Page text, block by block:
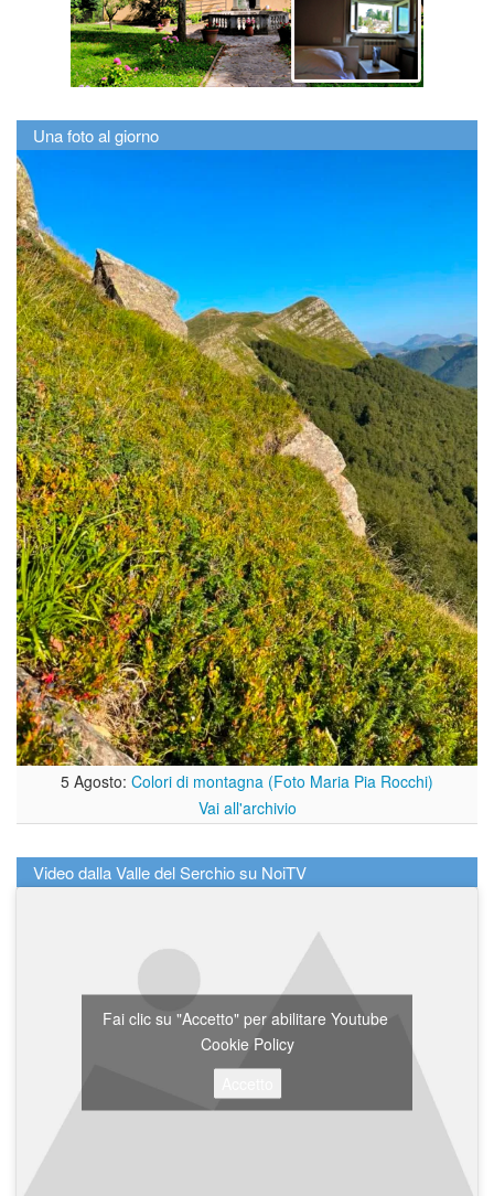
Una foto al giorno
5 Agosto: Colori di montagna (Foto Maria Pia Rocchi)
Vai all'archivio
Video dalla Valle del Serchio su NoiTV
Fai clic su "Accetto" per abilitare Youtube
Cookie Policy